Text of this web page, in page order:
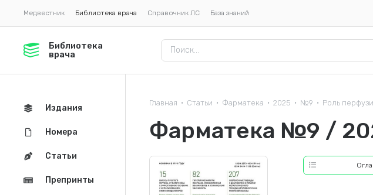
Медвестник Библиотека врача Справочник ЛС База знаний
Библиотека
врача
Главная • Статьи • Фарматека • 2025 • №9 • Роль
Фарматека №9 /
Издания
Номера
Статьи
Препринты